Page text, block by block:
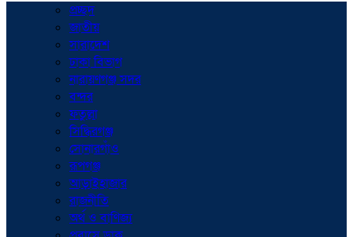
প্রচ্ছদ
জাতীয়
সারাদেশ
ঢাকা বিভাগ
নারায়ণগঞ্জ সদর
বন্দর
ফতুল্লা
সিদ্ধিরগঞ্জ
সোনারগাঁও
রূপগঞ্জ
আড়াইহাজার
রাজনীতি
অর্থ ও বাণিজ্য